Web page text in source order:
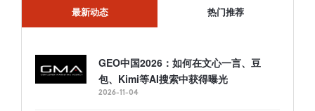
最新动态 热门推荐
GEO中国2026：如何在文心一言、豆
包、Kimi等AI搜索中获得曝光
2026-11-04